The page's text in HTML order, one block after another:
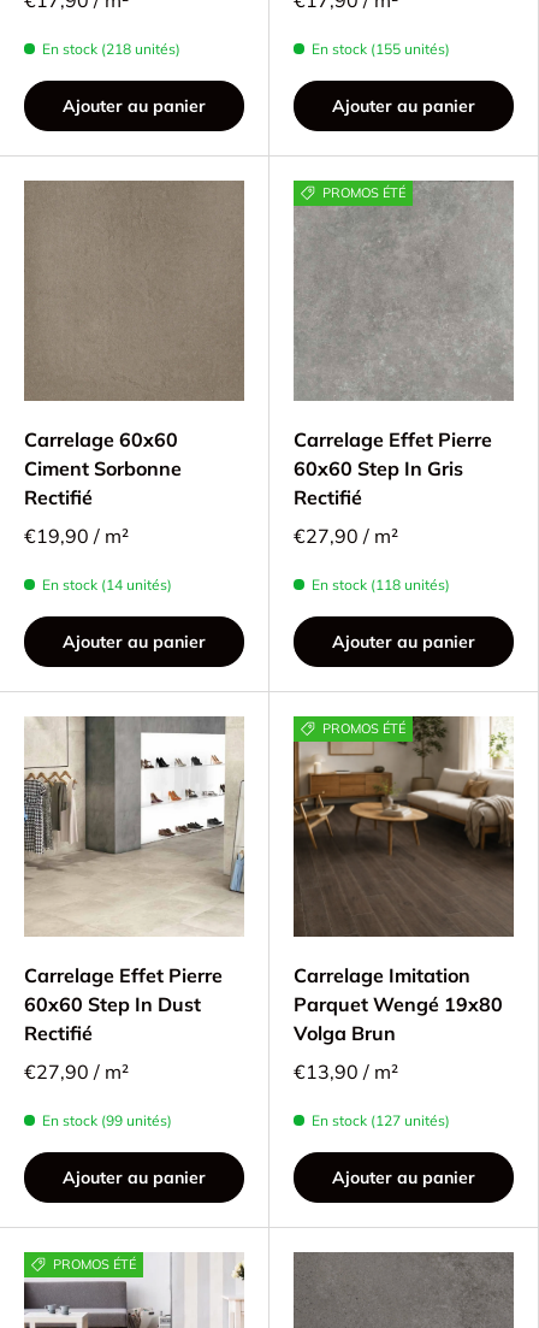
En stock (218 unités)
Ajouter au panier
En stock (155 unités)
Ajouter au panier
Carrelage 60x60
Ciment Sorbonne
Rectifié
€19,90 / m²
En stock (14 unités)
Ajouter au panier
PROMOS ÉTÉ
Carrelage Effet Pierre
60x60 Step In Gris
Rectifié
€27,90 / m²
En stock (118 unités)
Ajouter au panier
Carrelage Effet Pierre
60x60 Step In Dust
Rectifié
€27,90 / m²
En stock (99 unités)
Ajouter au panier
PROMOS ÉTÉ
Carrelage Imitation
Parquet Wengé 19x80
Volga Brun
€13,90 / m²
En stock (127 unités)
Ajouter au panier
PROMOS ÉTÉ